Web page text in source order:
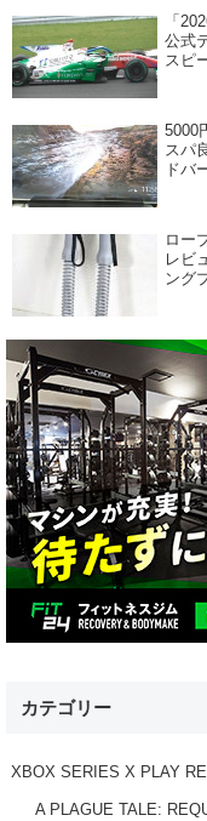
「
公式
スピ
5000
スパ
ドバ
ロー
レビ
ング
カテゴリー
XBOX SERIES X PLAY
A PLAGUE TALE: